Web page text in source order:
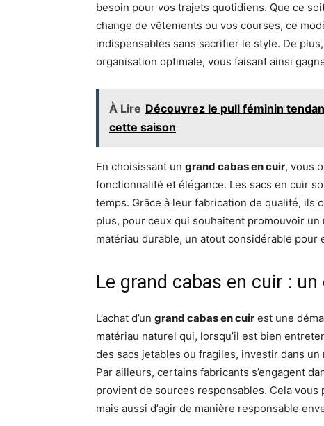
besoin pour vos trajets quotidiens. Que ce
change de vêtements ou vos courses, ce
indispensables sans sacrifier le style. De
organisation optimale, vous faisant ainsi
À Lire Découvrez le pull féminin
cette saison
En choisissant un grand cabas en cuir, vous
fonctionnalité et élégance. Les sacs en cuir
temps. Grâce à leur fabrication de qualité, ils
plus, pour ceux qui souhaitent promouvoir
matériau durable, un atout considérable
Le grand cabas en cuir :
L’achat d’un grand cabas en cuir est une
matériau naturel qui, lorsqu’il est bien
des sacs jetables ou fragiles, investir dans
Par ailleurs, certains fabricants s’engagent
provient de sources responsables. Cela
mais aussi d’agir de manière responsable